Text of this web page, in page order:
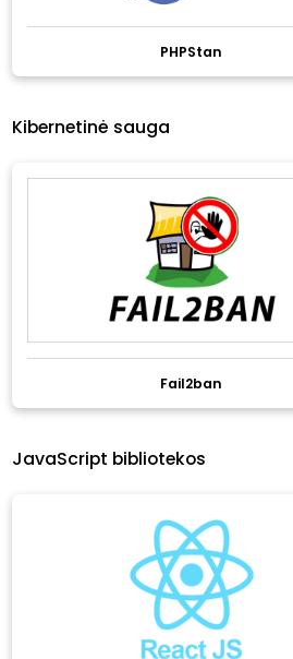
PHPStan
Kibernetinė sauga
Fail2ban
JavaScript bibliotekos